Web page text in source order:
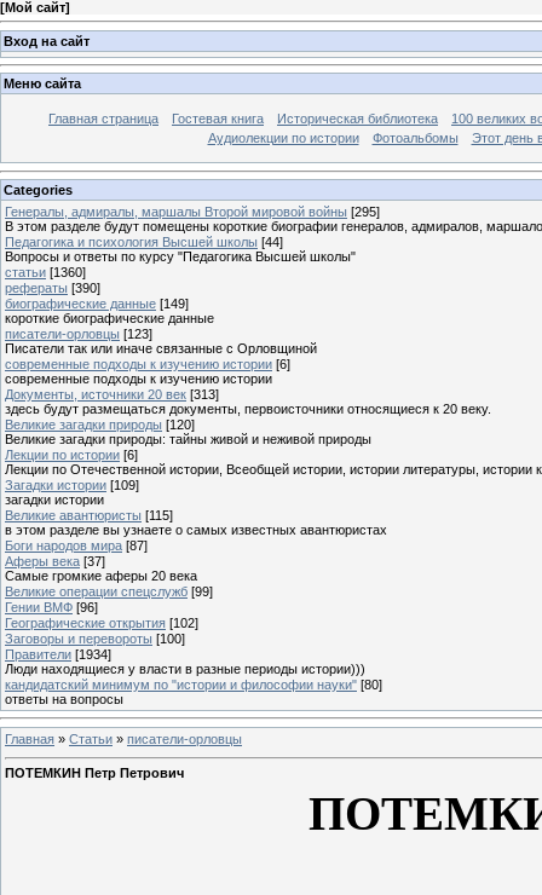
[Мой сайт]
Вход на сайт
Меню сайта
Главная страница Гостевая книга Историческая библиотека
100 великих
Аудиолекции по истории
Фотоальбомы Этот день
Categories
Генералы, адмиралы, маршалы Второй мировой войны [295]
В этом разделе будут помещены короткие биографии генералов, адмиралов,
Педагогика и психология Высшей школы [44]
Вопросы и ответы по курсу "Педагогика Высшей школы"
статьи [1360]
рефераты [390]
биографические данные [149]
короткие биографические данные
писатели-орловцы [123]
Писатели так или иначе связанные с Орловщиной
современные подходы к изучению истории [6]
современные подходы к изучению истории
Документы, источники 20 век [313]
здесь будут размещаться документы, первоисточники относящиеся к 20 веку.
Великие загадки природы [120]
Великие загадки природы: тайны живой и неживой природы
Лекции по истории [6]
Лекции по Отечественной истории, Всеобщей истории, истории литературы, истории
Загадки истории [109]
загадки истории
Великие авантюристы [115]
в этом разделе вы узнаете о самых известных авантюристах
Боги народов мира [87]
Аферы века [37]
Самые громкие аферы 20 века
Великие операции спецслужб [99]
Гении ВМФ [96]
Географические открытия [102]
Заговоры и перевороты [100]
Правители [1934]
Люди находящиеся у власти в разные периоды истории)))
кандидатский минимум по "истории и философии науки" [80]
ответы на вопросы
Главная » Статьи » писатели-орловцы
ПОТЕМКИН Петр Петрович